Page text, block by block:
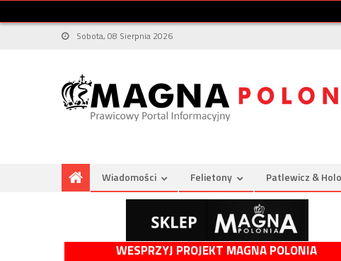
Sobota, 08 Sierpnia 2026
Wiadomości Felietony Patlewicz &
WESPRZYJ PROJEKT MAGNA POLONIA